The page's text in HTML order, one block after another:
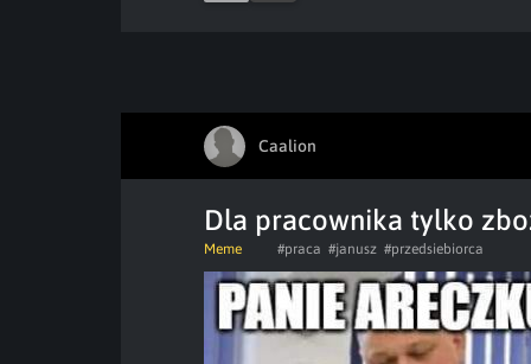
Caalion
Dla pracownika tylko
Meme #praca #janusz #przedsiebiorca